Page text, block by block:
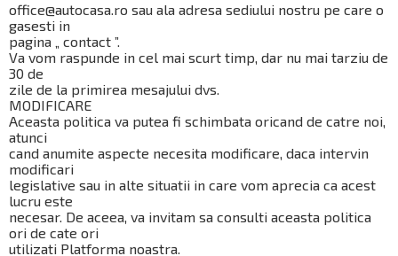
office@autocasa.ro sau ala adresa sediului nostru pe care o
gasesti in
pagina „ contact ”.
Va vom raspunde in cel mai scurt timp, dar nu mai tarziu de
30 de
zile de la primirea mesajului dvs.
MODIFICARE
Aceasta politica va putea fi schimbata oricand de catre noi,
atunci
cand anumite aspecte necesita modificare, daca intervin
modificari
legislative sau in alte situatii in care vom aprecia ca acest
lucru este
necesar. De aceea, va invitam sa consulti aceasta politica
ori de cate ori
utilizati Platforma noastra.